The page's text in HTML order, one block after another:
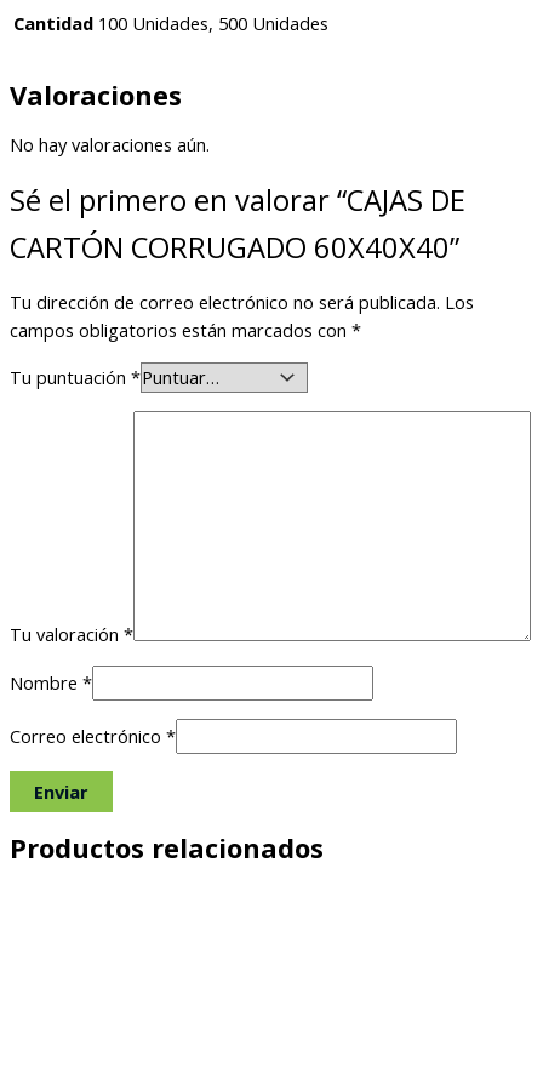
Cantidad 100 Unidades, 500 Unidades
Valoraciones
No hay valoraciones aún.
Sé el primero en valorar “CAJAS DE
CARTÓN CORRUGADO 60X40X40”
Tu dirección de correo electrónico no será publicada. Los
campos obligatorios están marcados con *
Tu puntuación *
Tu valoración *
Nombre *
Correo electrónico *
Productos relacionados